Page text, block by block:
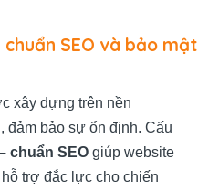
SEO và bảo mật
xây dựng trên nền
đảm bảo sự ổn định. Cấu
chuẩn SEO giúp website
hỗ trợ đắc lực cho chiến